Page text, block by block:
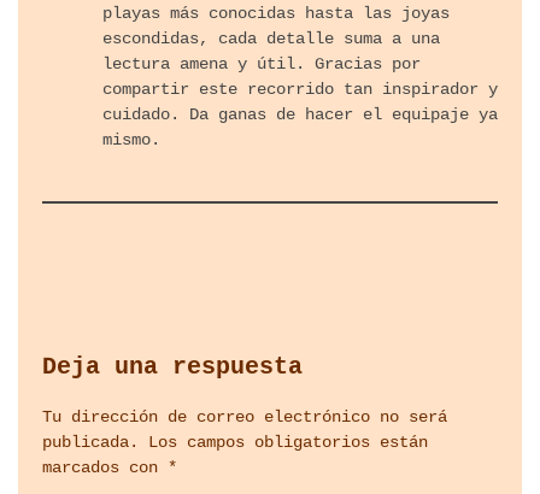
playas más conocidas hasta las joyas
escondidas, cada detalle suma a una
lectura amena y útil. Gracias por
compartir este recorrido tan inspirador y
cuidado. Da ganas de hacer el equipaje ya
mismo.
Deja una respuesta
Tu dirección de correo electrónico no será
publicada.
Los campos obligatorios están
marcados con *